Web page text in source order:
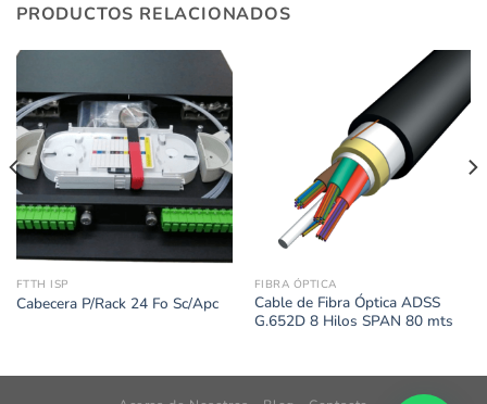
PRODUCTOS RELACIONADOS
FTTH ISP
Cabecera P/Rack 24 Fo Sc/Apc
FIBRA ÓPTICA
Cable de Fibra Óptica ADSS
G.652D 8 Hilos SPAN 80 mts